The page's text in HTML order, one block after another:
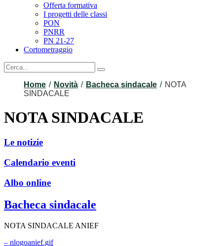
Offerta formativa
I progetti delle classi
PON
PNRR
PN 21-27
Cortometraggio
Home Novità Bacheca sindacale
NOTA
SINDACALE
NOTA SINDACALE
Le notizie
Calendario eventi
Albo online
Bacheca sindacale
NOTA SINDACALE ANIEF
– nlogoanief.gif